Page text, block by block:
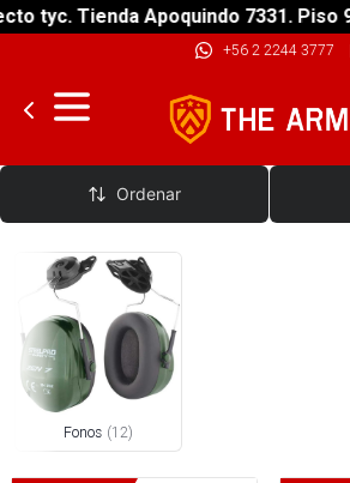
tyc. Tienda Apoquindo 7331. Piso 9.
+56 2 2244 3777 |
Fonos Antiruido
Ordenar
Fonos (12)